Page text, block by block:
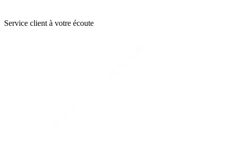
Service client à votre écoute